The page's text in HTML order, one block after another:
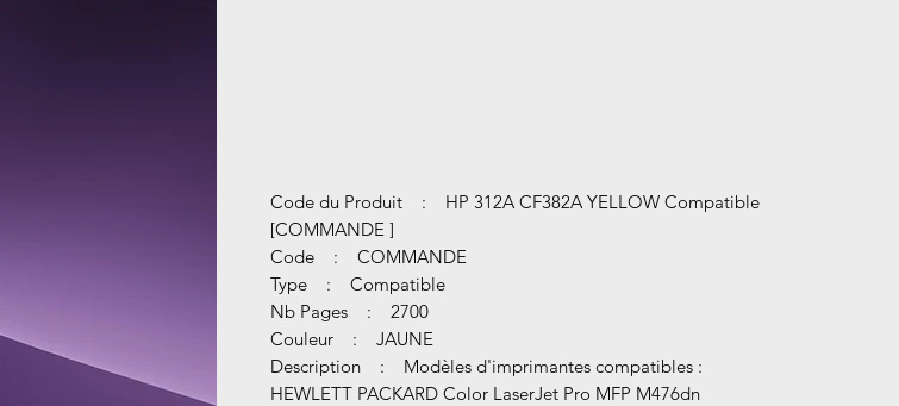
Code du Produit : HP 312A CF382A YELLOW Compatible
[COMMANDE ]
Code : COMMANDE
Type : Compatible
Nb Pages : 2700
Couleur : JAUNE
Description : Modèles d'imprimantes compatibles :
HEWLETT PACKARD Color LaserJet Pro MFP M476dn